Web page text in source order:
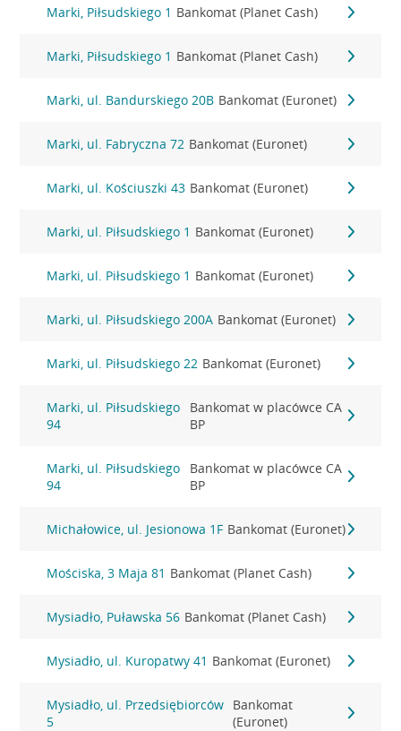
Marki, Piłsudskiego 1 Bankomat (Planet Cash)
Marki, Piłsudskiego 1 Bankomat (Planet Cash)
Marki, ul. Bandurskiego 20B Bankomat (Euronet)
Marki, ul. Fabryczna 72 Bankomat (Euronet)
Marki, ul. Kościuszki 43 Bankomat (Euronet)
Marki, ul. Piłsudskiego 1 Bankomat (Euronet)
Marki, ul. Piłsudskiego 1 Bankomat (Euronet)
Marki, ul. Piłsudskiego 200A Bankomat (Euronet)
Marki, ul. Piłsudskiego 22 Bankomat (Euronet)
Marki, ul. Piłsudskiego
94
Bankomat w placówce CA
BP
Marki, ul. Piłsudskiego
94
Bankomat w placówce CA
BP
Michałowice, ul. Jesionowa 1F Bankomat (Euronet)
Mościska, 3 Maja 81 Bankomat (Planet Cash)
Mysiadło, Puławska 56 Bankomat (Planet Cash)
Mysiadło, ul. Kuropatwy 41 Bankomat (Euronet)
Mysiadło, ul. Przedsiębiorców
5
Bankomat
(Euronet)